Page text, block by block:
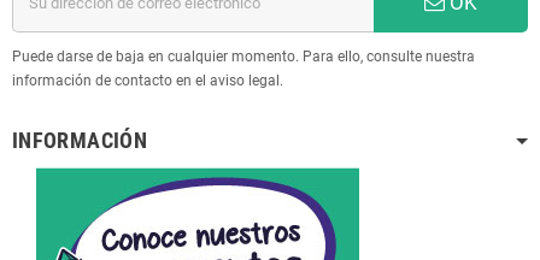
Puede darse de baja en cualquier momento. Para ello, consulte nuestra
información de contacto en el aviso legal.
INFORMACIÓN